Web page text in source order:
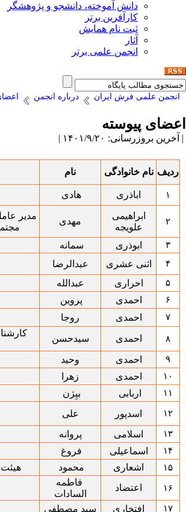
دانش آموخته، دانشجو و پژوهشگر
کارآفرین برتر
ثبت نام همایش
آثار
انجمن علمی برتر
انجمن علمی فرش ایران درباره انجمن
اعضای پیوسته
| آخرین بروزرسانی: ۱۴۰۱/۹/۲۰ |
ردیف نام خانوادگی نام
۱ اباذری هادی
۲
ابراهیمی
علویجه
مهدی
مدیر
۳ ابوذری سمانه
۴ اثنی عشری عبدالرضا
۵ احراری عبدالله
۶ احمدی پروین
۷ احمدی روجا
۸ احمدی سیدحسن
۹ احمدی وحید
۱۰ احمدی زهرا
۱۱ اربابی بیِژن
۱۲ اسدپور علی
۱۳ اسلامی پروانه
۱۴ اسماعیلی فروغ
۱۵ اشعاری محمود
۱۶ اعتضاد
فاطمه
السادات
۱۷ افتخاری سید مصطفی